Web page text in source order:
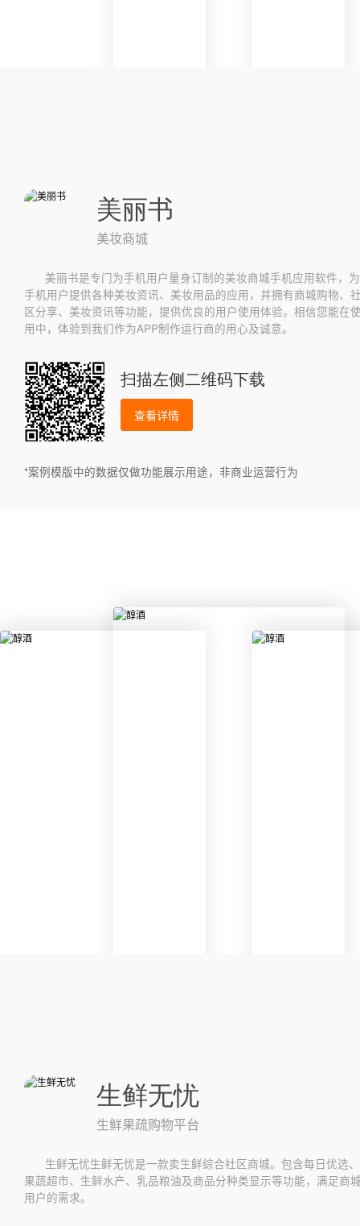
美丽书
美妆商城
美丽书是专门为手机用户量身订制的美妆商城手机应用软件，为
手机用户提供各种美妆资讯、美妆用品的应用，并拥有商城购物、
区分享、美妆资讯等功能，提供优良的用户使用体验。相信您能在
用中，体验到我们作为APP制作运行商的用心及诚意。
扫描左侧二维码下载
查看详情
*案例模版中的数据仅做功能展示用途，非商业运营行为
生鲜无忧
生鲜果疏购物平台
生鲜无忧生鲜无忧是一款卖生鲜综合社区商城。包含每日优选、
果蔬超市、生鲜水产、乳品粮油及商品分种类显示等功能，满足商
用户的需求。